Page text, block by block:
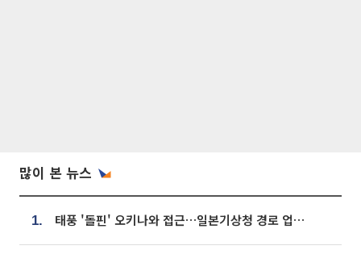
많이 본 뉴스
1. 태풍 '돌핀' 오키나와 접근…일본기상청 경로 업데이트